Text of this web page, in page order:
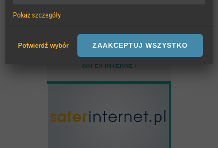
SAFER INTERNET
Pokaż szczegóły
Sesyjne pliki Cookies wymagane do działania strony,
przechowywane podczas wizyty na stronie, np zapamiętany wybór
Statystyczne
Potwierdź wybór ZAAKCEPTUJ WSZYSTKO